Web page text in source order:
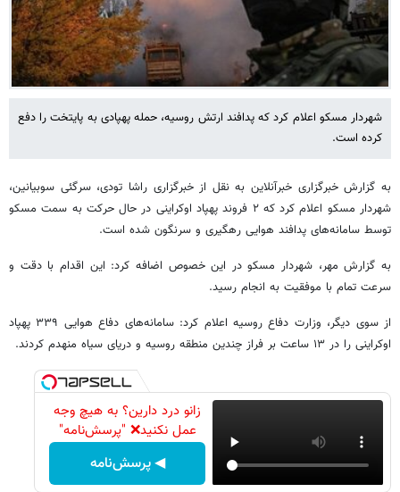
شهردار مسکو اعلام کرد که پدافند ارتش روسیه، حمله پهپادی به پایتخت را دفع
کرده است.
به گزارش خبرگزاری خبرآنلاین به نقل از خبرگزاری راشا تودی، سرگئی سوبیانین،
شهردار مسکو اعلام کرد که ۲ فروند پهپاد اوکراینی در حال حرکت به سمت مسکو
توسط سامانه‌های پدافند هوایی رهگیری و سرنگون شده است.
به گزارش مهر، شهردار مسکو در این خصوص اضافه کرد: این اقدام با دقت و
سرعت تمام با موفقیت به انجام رسید.
از سوی دیگر، وزارت دفاع روسیه اعلام کرد: سامانه‌های دفاع هوایی ۳۳۹ پهپاد
اوکراینی را در ۱۳ ساعت بر فراز چندین منطقه روسیه و دریای سیاه منهدم کردند.
زانو درد دارین؟ به هیچ وجه
عمل نکنید❌ "پرسش‌نامه"
◀ پرسش‌نامه